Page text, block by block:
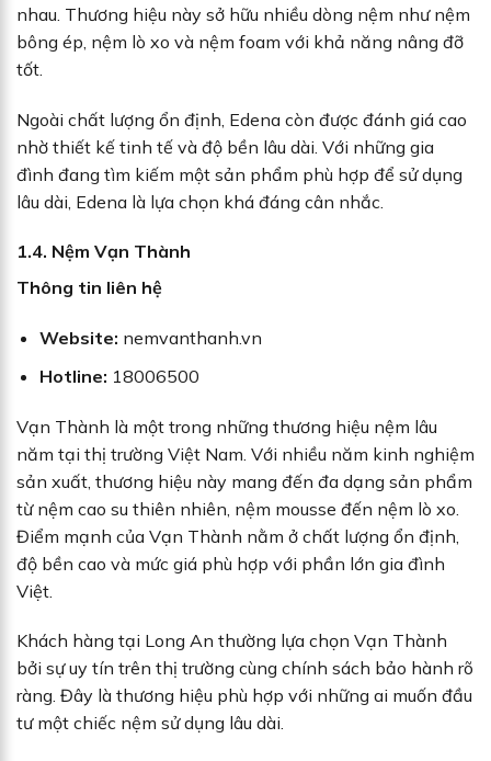
nhau. Thương hiệu này sở hữu nhiều dòng nệm như nệm
bông ép, nệm lò xo và nệm foam với khả năng nâng đỡ
tốt.
Ngoài chất lượng ổn định, Edena còn được đánh giá cao
nhờ thiết kế tinh tế và độ bền lâu dài. Với những gia
đình đang tìm kiếm một sản phẩm phù hợp để sử dụng
lâu dài, Edena là lựa chọn khá đáng cân nhắc.
1.4. Nệm Vạn Thành
Thông tin liên hệ
Website: nemvanthanh.vn
Hotline: 18006500
Vạn Thành là một trong những thương hiệu nệm lâu
năm tại thị trường Việt Nam. Với nhiều năm kinh nghiệm
sản xuất, thương hiệu này mang đến đa dạng sản phẩm
từ nệm cao su thiên nhiên, nệm mousse đến nệm lò xo.
Điểm mạnh của Vạn Thành nằm ở chất lượng ổn định,
độ bền cao và mức giá phù hợp với phần lớn gia đình
Việt.
Khách hàng tại Long An thường lựa chọn Vạn Thành
bởi sự uy tín trên thị trường cùng chính sách bảo hành rõ
ràng. Đây là thương hiệu phù hợp với những ai muốn đầu
tư một chiếc nệm sử dụng lâu dài.